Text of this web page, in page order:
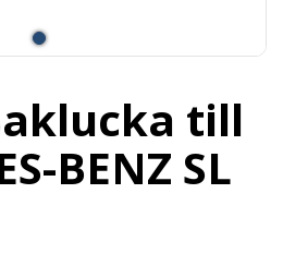
till
BENZ SL